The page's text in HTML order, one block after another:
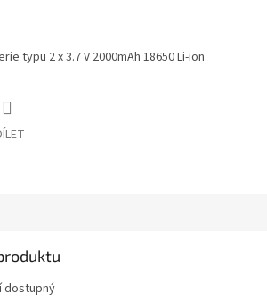
typu 2 x 3.7 V 2000mAh 18650 Li-ion
dostupný